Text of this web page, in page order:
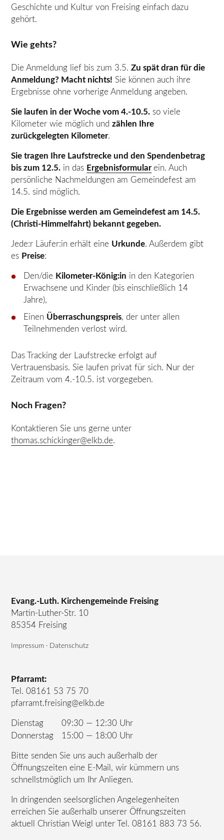
Geschichte und Kultur von Freising einfach dazu
gehört.
Wie gehts?
Die Anmeldung lief bis zum 3.5.Zu spät dran für die
Anmeldung? Macht nichts! Sie können auch ihre
Ergebnisse ohne vorherige Anmeldung angeben.
Sie laufen in der Woche vom 4.-10.5. so viele
Kilometer wie möglich undzählen Ihre
zurückgelegten Kilometer.
Sie tragen Ihre Laufstrecke und den Spendenbetrag
bis zum 12.5. in das Ergebnisformular ein. Auch
persönliche Nachmeldungen am Gemeindefest am
14.5. sind möglich.
Die Ergebnisse werden am Gemeindefest am 14.5.
(Christi-Himmelfahrt) bekannt gegeben.
Jede:r Läufer:in erhält eine Urkunde. Außerdem gibt
es Preise:
Den/die Kilometer-König:in in den Kategorien
Erwachsene und Kinder (bis einschließlich 14
Jahre),
Einen Überraschungspreis, der unter allen
Teilnehmenden verlost wird.
Das Tracking der Laufstrecke erfolgt auf
Vertrauensbasis. Sie laufen privat für sich. Nur der
Zeitraum vom 4.-10.5. ist vorgegeben.
Noch Fragen?
Kontaktieren Sie uns gerne unter
thomas.schickinger@elkb.de.
Evang.-Luth. Kirchengemeinde Freising
Martin-Luther-Str. 10
85354 Freising
Impressum · Datenschutz
Pfarramt:
Tel. 08161 53 75 70
pfarramt.freising@elkb.de
Dienstag
09:30 — 12:30 Uhr
Donnerstag
15:00 — 18:00 Uhr
Bitte senden Sie uns auch außerhalb der
Öffnungszeiten eine E-Mail, wir kümmern uns
schnellstmöglich um Ihr Anliegen.
In dringenden seelsorglichen Angelegenheiten
erreichen Sie außerhalb unserer Öffnungszeiten
aktuell Christian Weigl unter Tel.08161 883 73 56.